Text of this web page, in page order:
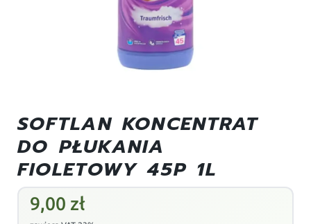
SOFTLAN KONCENTRAT
DO PŁUKANIA
FIOLETOWY 45P 1L
9,00 zł